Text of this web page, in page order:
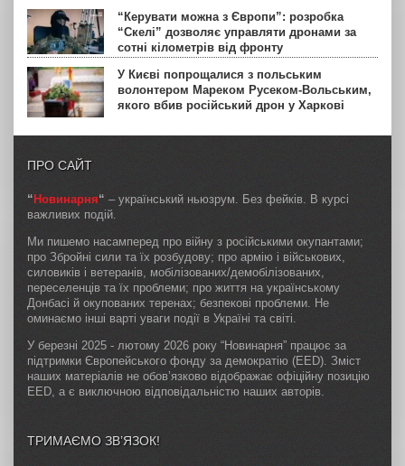
“Керувати можна з Європи”: розробка
“Скелі” дозволяє управляти дронами за
сотні кілометрів від фронту
У Києві попрощалися з польським
волонтером Мареком Русеком-Вольським,
якого вбив російський дрон у Харкові
ПРО САЙТ
“Новинарня“ – український ньюзрум. Без фейків. В курсі
важливих подій.
Ми пишемо насамперед про війну з російськими окупантами;
про Збройні сили та їх розбудову; про армію і військових,
силовиків і ветеранів, мобілізованих/демобілізованих,
переселенців та їх проблеми; про життя на українському
Донбасі й окупованих теренах; безпекові проблеми. Не
оминаємо інші варті уваги події в Україні та світі.
У березні 2025 - лютому 2026 року “Новинарня” працює за
підтримки Європейського фонду за демократію (EED). Зміст
наших матеріалів не обов’язково відображає офіційну позицію
EED, а є виключною відповідальністю наших авторів.
ТРИМАЄМО ЗВ’ЯЗОК!